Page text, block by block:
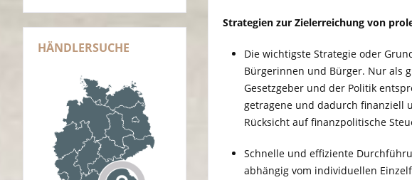
HÄNDLERSUCHE
Strategien zur Zielerreichung von
Die wichtigste Strategie oder
Bürgerinnen und Bürger. Nur als
Gesetzgeber und der Politik
getragene und dadurch finanziell
Rücksicht auf finanzpolitische
Schnelle und effiziente
abhängig vom individuellen